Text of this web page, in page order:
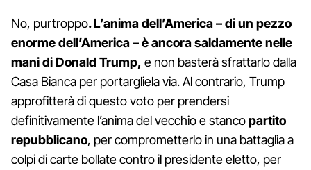
No, purtroppo. L’anima dell’America – di un pezzo
enorme dell’America – è ancora saldamente nelle
mani di Donald Trump, e non basterà sfrattarlo dalla
Casa Bianca per portargliela via. Al contrario, Trump
approfitterà di questo voto per prendersi
definitivamente l’anima del vecchio e stancopartito
repubblicano, per comprometterlo in una battaglia a
colpi di carte bollate contro il presidente eletto, per